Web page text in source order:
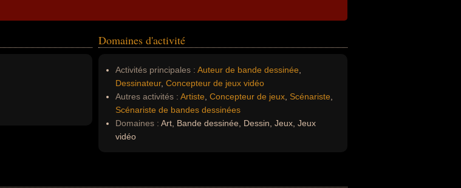
Domaines d'activité
Activités principales : Auteur de bande dessinée
Dessinateur, Concepteur de jeux vidéo
Autres activités : Artiste Concepteur de jeux Scénariste
Scénariste de bandes dessinées
Domaines : Art, Bande dessinée, Dessin, Jeux, Jeux
vidéo